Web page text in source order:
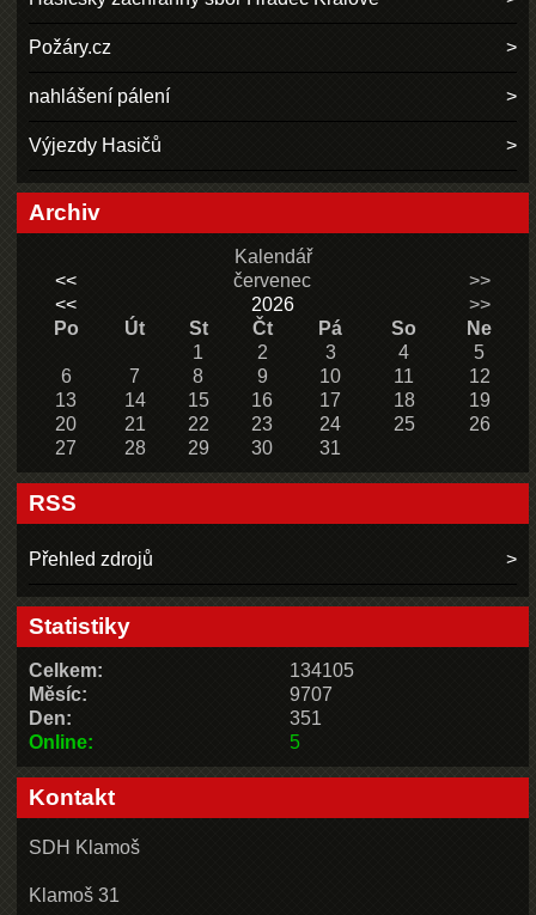
Požáry.cz
nahlášení pálení
Výjezdy Hasičů
Archiv
Kalendář
<<
červenec
>>
<<
2026
>>
Po
Út St Čt Pá So
Ne
1
2 3 4
5
6
7 8 9 10 11
12
13
14 15 16 17 18
19
20
21 22 23 24 25
26
27
28 29 30 31
RSS
Přehled zdrojů
Statistiky
Online: 5
Celkem:
134105
Měsíc:
9707
Den:
351
Kontakt
SDH Klamoš
Klamoš 31